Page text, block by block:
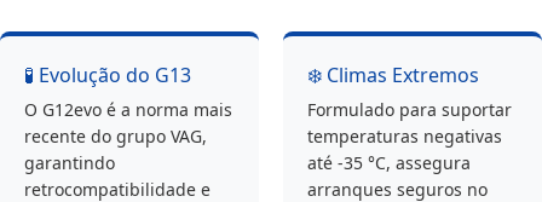
🧪 Evolução do G13
O G12evo é a norma mais
recente do grupo VAG,
garantindo
retrocompatibilidade e
❄️ Climas Extremos
Formulado para suportar
temperaturas negativas
até -35 °C, assegura
arranques seguros no